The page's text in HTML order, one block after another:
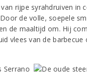
rijpe syrahdruiven in
de volle, soepele
de maaltijd om. Hij
vlees van de barbecue